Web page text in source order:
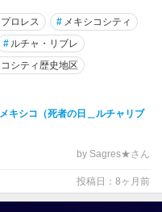
プロレス # メキシコシティ
# ルチャ・リブレ
シティ歴史地区
キシコ（死者の日＿ルチャリブ
by Sagres★さん
投稿日：8ヶ月前